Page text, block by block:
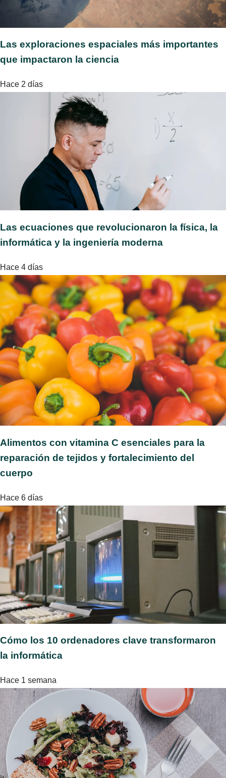
Las exploraciones espaciales más importantes
que impactaron la ciencia
Hace 2 días
Las ecuaciones que revolucionaron la física, la
informática y la ingeniería moderna
Hace 4 días
Alimentos con vitamina C esenciales para la
reparación de tejidos y fortalecimiento del
cuerpo
Hace 6 días
Cómo los 10 ordenadores clave transformaron
la informática
Hace 1 semana